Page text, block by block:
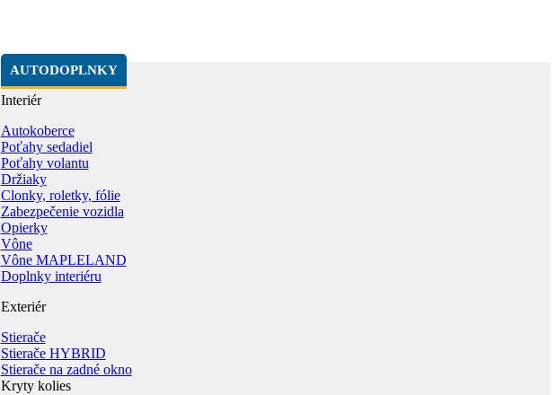
AUTODOPLNKY
Interiér
Autokoberce
Poťahy sedadiel
Poťahy volantu
Držiaky
Clonky, roletky, fólie
Zabezpečenie vozidla
Opierky
Vône
Vône MAPLELAND
Doplnky interiéru
Exteriér
Stierače
Stierače HYBRID
Stierače na zadné okno
Kryty kolies